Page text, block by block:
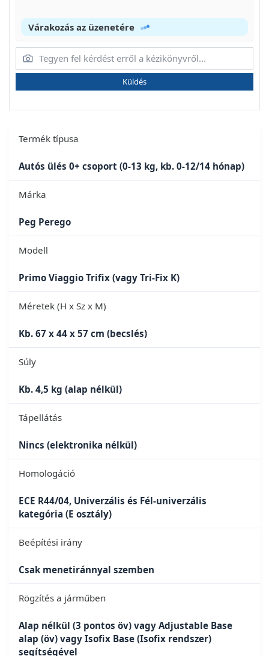
Várakozás az üzenetére
Küldés
Termék típusa
Autós ülés 0+ csoport (0-13 kg, kb. 0-12/14 hónap)
Márka
Peg Perego
Modell
Primo Viaggio Trifix (vagy Tri-Fix K)
Méretek (H x Sz x M)
Kb. 67 x 44 x 57 cm (becslés)
Súly
Kb. 4,5 kg (alap nélkül)
Tápellátás
Nincs (elektronika nélkül)
Homologáció
ECE R44/04, Univerzális és Fél-univerzális
kategória (E osztály)
Beépítési irány
Csak menetiránnyal szemben
Rögzítés a járműben
Alap nélkül (3 pontos öv) vagy Adjustable Base
alap (öv) vagy Isofix Base (Isofix rendszer)
segítségével